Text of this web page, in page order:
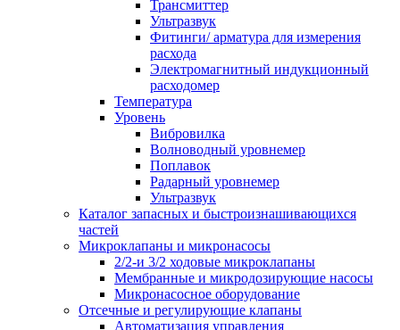
Трансмиттер
Ультразвук
Фитинги/ арматура для измерения
расхода
Электромагнитный индукционный
расходомер
Температура
Уровень
Вибровилка
Волноводный уровнемер
Поплавок
Радарный уровнемер
Ультразвук
Каталог запасных и быстроизнашивающихся
частей
Микроклапаны и микронасосы
2/2-и 3/2 ходовые микроклапаны
Мембранные и микродозирующие насосы
Микронасосное оборудование
Отсечные и регулирующие клапаны
Автоматизация управления